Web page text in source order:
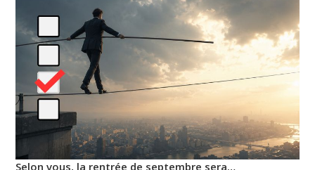
Selon vous, la rentrée de septembre sera…